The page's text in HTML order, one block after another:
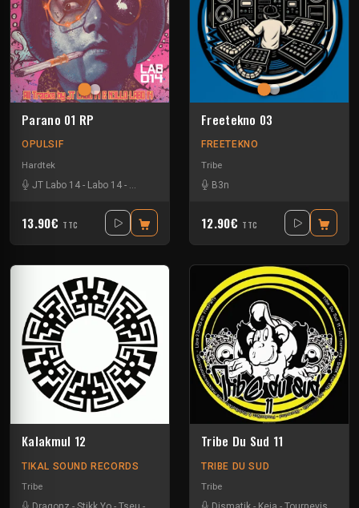
Parano 01 RP
OPULSIF
Hardtek
JT Labo 14 - Labo 14 -
13.90€ TTC
Freetekno 03
FREETEKNO
Tribe
B3n
12.90€ TTC
Kalakmul 12
TIKAL SOUND RECORDS
Tribe
Tribe Du Sud 11
TRIBE DU SUD
Tribe